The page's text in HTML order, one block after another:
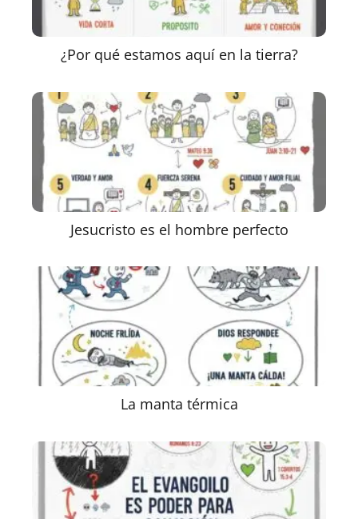
¿Por qué estamos aquí en la tierra?
Jesucristo es el hombre perfecto
La manta térmica